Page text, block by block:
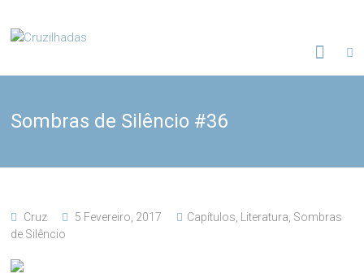
content
Cruzilhadas
Sombras de Silêncio #36
Cruz 5 Fevereiro, 2017 Capítulos Literatura Sombras
de Silêncio